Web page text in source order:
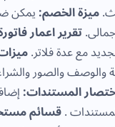
ميزة الخصم:يمكن
تقرير اعمار
مع عدة فلاتر.
والوصف والصور
المستندات:
.قسائم